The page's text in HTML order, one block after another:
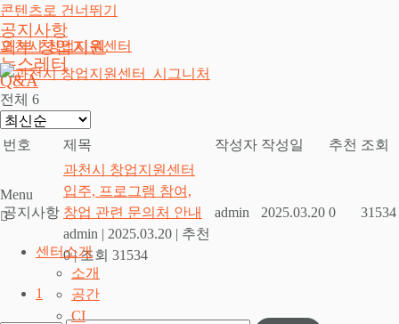
콘텐츠로 건너뛰기
과천시 창업지원센터
Menu
센터소개
소개
공간
CI
공지사항
외부 창업지원
뉴스레터
Q&A
전체 6
번호 제목 작성자 작성일 추천 조회
공지사항
과천시 창업지원센터
입주, 프로그램 참여,
창업 관련 문의처 안내
admin | 2025.03.20 | 추천
0 | 조회 31534
admin 2025.03.20 0 31534
1